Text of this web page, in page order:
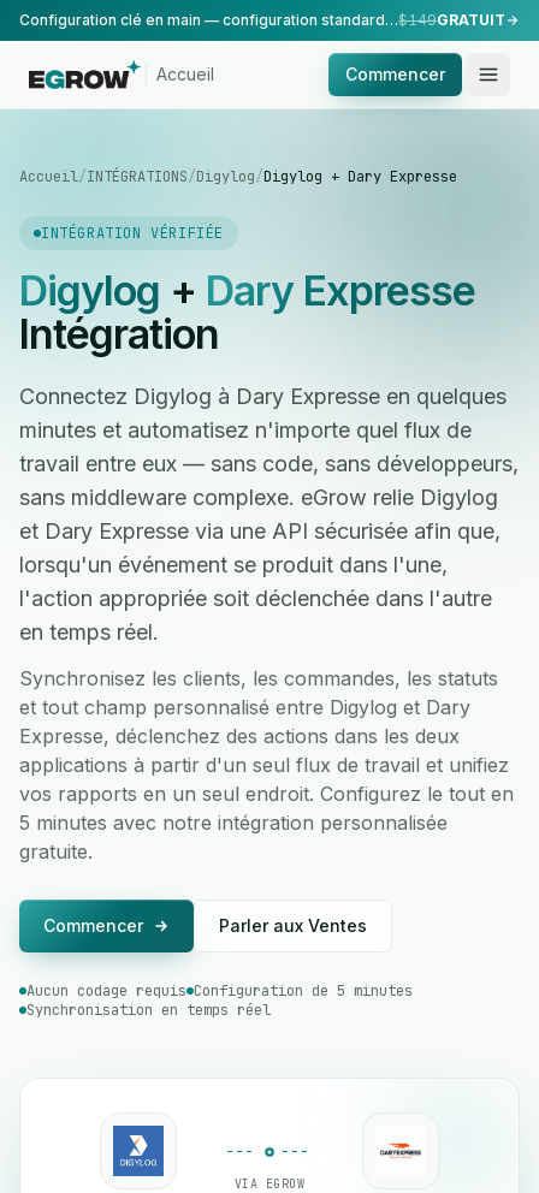
Configuration clé en main — configuration standard, réalisée par notre équipe.$149GRATUIT
Accueil Commencer
Accueil/INTÉGRATIONS/Digylog/Digylog + Dary Expresse
INTÉGRATION VÉRIFIÉE
Digylog + Dary Expresse
Intégration
Connectez Digylog à Dary Expresse en quelques
minutes et automatisez n'importe quel flux de
travail entre eux — sans code, sans développeurs,
sans middleware complexe. eGrow relie Digylog
et Dary Expresse via une API sécurisée afin que,
lorsqu'un événement se produit dans l'une,
l'action appropriée soit déclenchée dans l'autre
en temps réel.
Synchronisez les clients, les commandes, les statuts
et tout champ personnalisé entre Digylog et Dary
Expresse, déclenchez des actions dans les deux
applications à partir d'un seul flux de travail et unifiez
vos rapports en un seul endroit. Configurez le tout en
5 minutes avec notre intégration personnalisée
gratuite.
Commencer Parler aux Ventes
Aucun codage requis Configuration de 5 minutes
Synchronisation en temps réel
VIA EGROW